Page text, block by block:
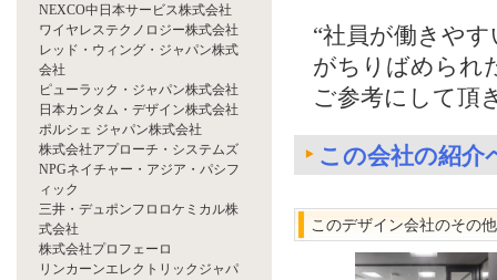
NEXCO中日本サービス株式会社
ワイヤレステクノロジー株式会社
レッド・ウィング・ジャパン株式
会社
ピューラック・ジャパン株式会社
日本カンタム・デザイン株式会社
ポルシェ ジャパン株式会社
株式会社アプローチ・システムズ
NPGネイチャー・アジア・パシフ
ィック
三井・デュポンフロロケミカル株
式会社
株式会社プロフェーロ
リンカーンエレクトリックジャパ
“社員が働きや
がちりばめられ
ご参考にして頂
この会社の紹介
このデザイン会社のその